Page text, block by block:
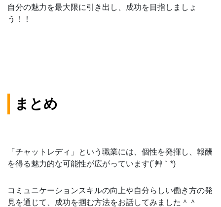
自分の魅力を最大限に引き出し、成功を目指しましょ
う！！
まとめ
「チャットレディ」という職業には、個性を発揮し、報酬
を得る魅力的な可能性が広がっています(´艸｀*)
コミュニケーションスキルの向上や自分らしい働き方の発
見を通じて、成功を掴む方法をお話してみました＾＾